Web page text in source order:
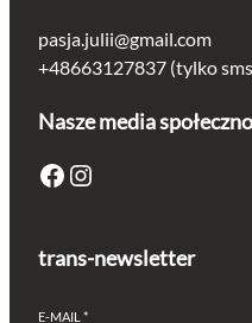
pasja.julii@gmail.com
+48663127837 (tylko
Nasze media
Facebook Instagram
trans-newsletter
E-MAIL *